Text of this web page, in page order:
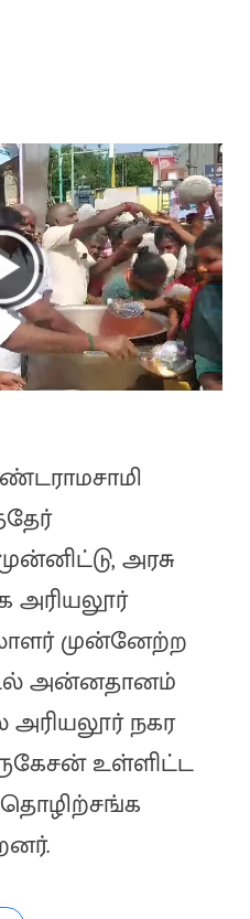
அரசு
அரியலூர்
முன்னேற்ற
அன்னதானம்
நகர
உள்ளிட்ட
தொழிற்சங்க